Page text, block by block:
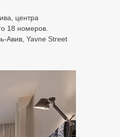
центра
18 номеров.
Авив, Yavne Street